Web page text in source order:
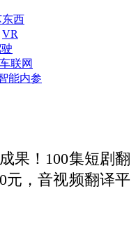
东西
VR
车联网
能内参
果！100集短剧翻
元，音视频翻译平